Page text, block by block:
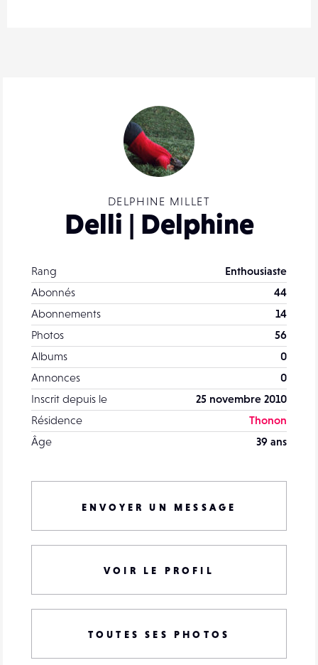
DELPHINE MILLET
Delli | Delphine
Rang
Enthousiaste
Abonnés
44
Abonnements
14
Photos
56
Albums
0
Annonces
0
Inscrit depuis le
25 novembre 2010
Résidence
Thonon
Âge
39 ans
ENVOYER UN MESSAGE
VOIR LE PROFIL
TOUTES SES PHOTOS